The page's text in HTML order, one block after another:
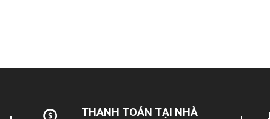
Công nghệ sấy hiện đại
THANH TOÁN TẠI NHÀ